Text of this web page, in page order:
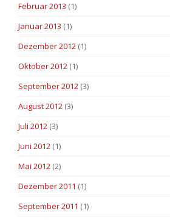
Februar 2013 (1)
Januar 2013 (1)
Dezember 2012 (1)
Oktober 2012 (1)
September 2012 (3)
August 2012 (3)
Juli 2012 (3)
Juni 2012 (1)
Mai 2012 (2)
Dezember 2011 (1)
September 2011 (1)